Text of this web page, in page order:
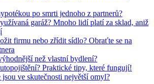
po smrti jednoho z partnerů?
garáž? Mnoho lidí platí za sklad, aniž
firmu nebo zřídit sídlo? Obraťte se na
než vlastní bydlení?
Praktické tipy, které fungují!
ve skutečnosti největší omyl?